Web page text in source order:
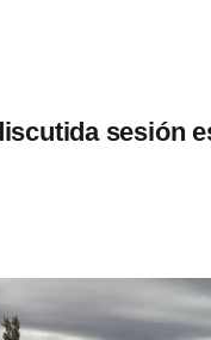
sesión